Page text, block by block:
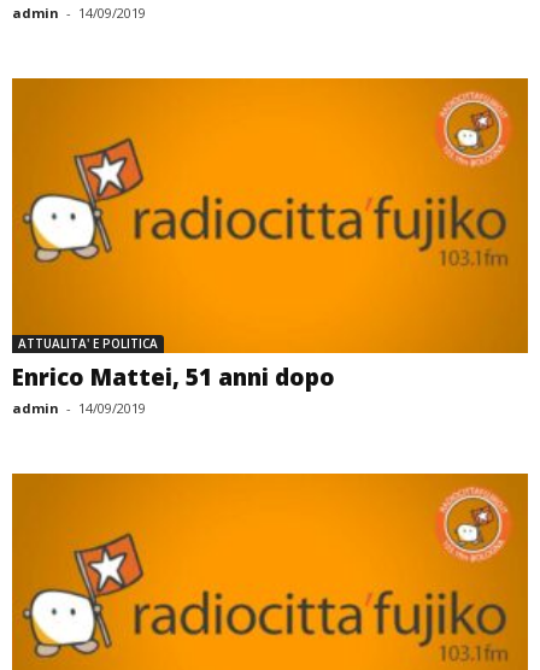
admin - 14/09/2019
ATTUALITA' E POLITICA
Enrico Mattei, 51 anni dopo
admin - 14/09/2019